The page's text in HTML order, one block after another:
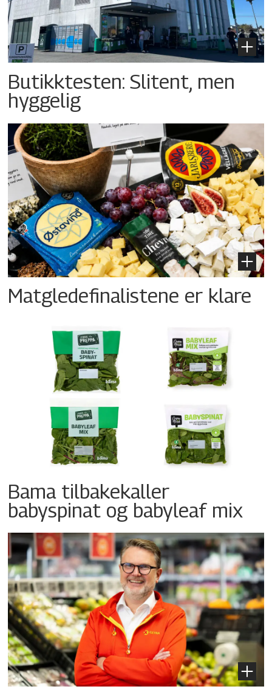
Butikktesten: Slitent, men
hyggelig
Matgledefinalistene er klare
Bama tilbakekaller
babyspinat og babyleaf mix